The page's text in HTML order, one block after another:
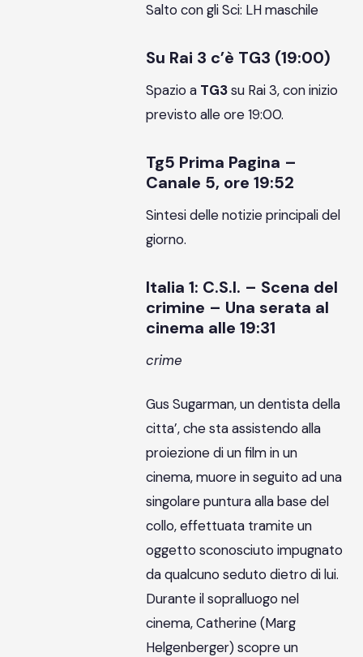
Salto con gli Sci: LH maschile
Su Rai 3 c’è TG3 (19:00)
Spazio a TG3su Rai 3, con inizio
previsto alle ore 19:00.
Tg5 Prima Pagina –
Canale 5, ore 19:52
Sintesi delle notizie principali del
giorno.
Italia 1: C.S.I. – Scena del
crimine – Una serata al
cinema alle 19:31
crime
Gus Sugarman, un dentista della
citta’, che sta assistendo alla
proiezione di un film in un
cinema, muore in seguito ad una
singolare puntura alla base del
collo, effettuata tramite un
oggetto sconosciuto impugnato
da qualcuno seduto dietro di lui.
Durante il sopralluogo nel
cinema, Catherine (Marg
Helgenberger) scopre un